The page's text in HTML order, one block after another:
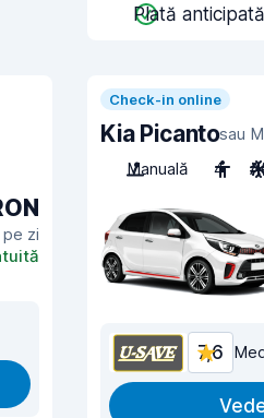
Plată
pe zi
Check-in online
Kia Picantosau
Manuală
4
7,6